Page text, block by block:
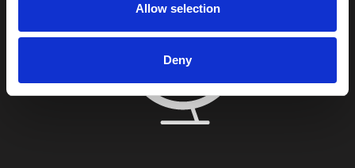
Allow selection
Deny